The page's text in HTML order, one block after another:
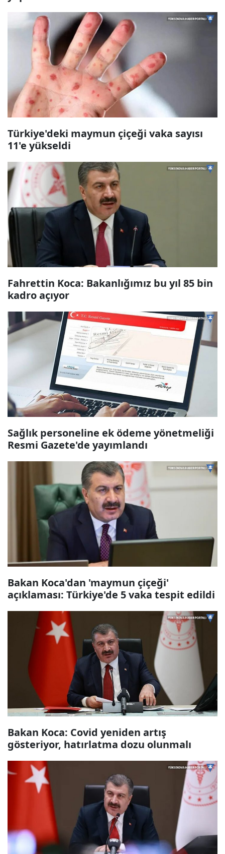
Türkiye'deki maymun çiçeği vaka sayısı
11'e yükseldi
Fahrettin Koca: Bakanlığımız bu yıl 85 bin
kadro açıyor
Sağlık personeline ek ödeme yönetmeliği
Resmi Gazete'de yayımlandı
Bakan Koca'dan 'maymun çiçeği'
açıklaması: Türkiye'de 5 vaka tespit edildi
Bakan Koca: Covid yeniden artış
gösteriyor, hatırlatma dozu olunmalı